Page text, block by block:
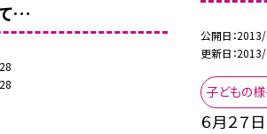
…
公開日
更新日
子どもの
６月２７